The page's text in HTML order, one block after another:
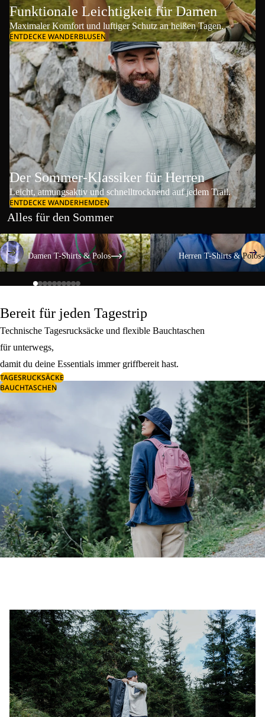
Funktionale Leichtigkeit für Damen
Maximaler Komfort und luftiger Schutz an heißen Tagen.
ENTDECKE WANDERBLUSEN
Der Sommer-Klassiker für Herren
Leicht, atmungsaktiv und schnelltrocknend auf jedem Trail.
ENTDECKE WANDERHEMDEN
Alles für den Sommer
Damen T-Shirts & Polos
Damen T-Shirts & Polos
Herren T-Shirts & Polos
Herren T-Shirts & Polos
Bereit für jeden Tagestrip
Technische Tagesrucksäcke und flexible Bauchtaschen
für unterwegs,
damit du deine Essentials immer griffbereit hast.
TAGESRUCKSÄCKE
BAUCHTASCHEN